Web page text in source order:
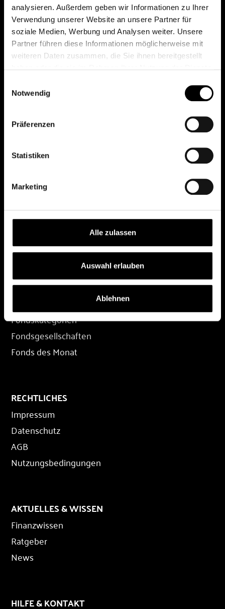
analysieren. Außerdem geben wir Informationen zu Ihrer
Verwendung unserer Website an unsere Partner für
soziale Medien, Werbung und Analysen weiter. Unsere
Partner führen diese Informationen möglicherweise mit
weiteren Daten zusammen, die Sie ihnen bereitgestellt
Notwendig
Präferenzen
Statistiken
Marketing
Alle zulassen
Auswahl erlauben
Ablehnen
Das erste Depot in Österreich mit 0€ Kontoführung,
0€ Ausgabeaufschlag und 0€ Depotgebühren bei
knapp 2000 Fonds und 0€ Orderspesen.
All rights reserved.
Depot eröffnen
Depot übertragen
Konditionen
FONDS
Fondskategorien
Fondsgesellschaften
Fonds des Monat
RECHTLICHES
Impressum
Datenschutz
AGB
Nutzungsbedingungen
AKTUELLES & WISSEN
Finanzwissen
Ratgeber
News
HILFE & KONTAKT